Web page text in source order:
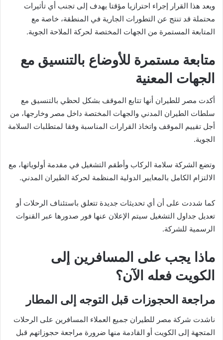
ويعد هذا القرار إجراء احترازيا مؤقتا يهدف إلى تجنب أي تأثيرات
محتملة قد تنتج عن التطورات الجارية في المنطقة، خاصة مع
المتابعة المستمرة من الجهات المختصة لحركة الملاحة الجوية.
متابعة مستمرة للأوضاع بالتنسيق مع
الجهات المعنية
أكدت مصر للطيران أنها تتابع الموقف بشكل لحظي بالتنسيق مع
سلطات الطيران المدني والجهات المختصة داخل مصر وخارجها، من
أجل تقييم الموقف واتخاذ القرارات المناسبة وفقا لمتطلبات السلامة
الجوية.
وتضع الشركة سلامة الركاب وأطقم التشغيل في مقدمة أولوياتها، مع
الالتزام الكامل بالمعايير الدولية المنظمة لحركة الطيران المدني.
كما شددت على أن أي تحديثات جديدة تتعلق باستئناف الرحلات أو
تعديل جداول التشغيل سيتم الإعلان عنها فور صدورها عبر القنوات
الرسمية للشركة.
ماذا يجب على المسافرين إلى
الكويت فعله الآن؟
مراجعة الحجوزات قبل التوجه إلى المطار
ناشدت شركة مصر للطيران جميع العملاء المسافرين على الرحلات
المتجهة إلى الكويت أو القادمة منها ضرورة مراجعة حجوزاتهم قبل